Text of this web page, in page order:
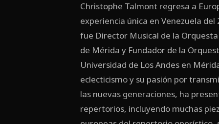
Christophe Talmont regresa a
experiencia única en Venezuela del
fue Director Musical de la
de Mérida y Fundador de la
Universidad de Los Andes en
eclecticismo y su pasión por
las nuevas generaciones, ha
repertorios, incluyendo muchas